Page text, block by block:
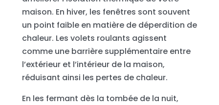
maison. En hiver, les fenêtres sont souvent
un point faible en matière de déperdition de
chaleur. Les volets roulants agissent
comme une barrière supplémentaire entre
l’extérieur et l’intérieur de la maison,
réduisant ainsi les pertes de chaleur.
En les fermant dès la tombée de la nuit,